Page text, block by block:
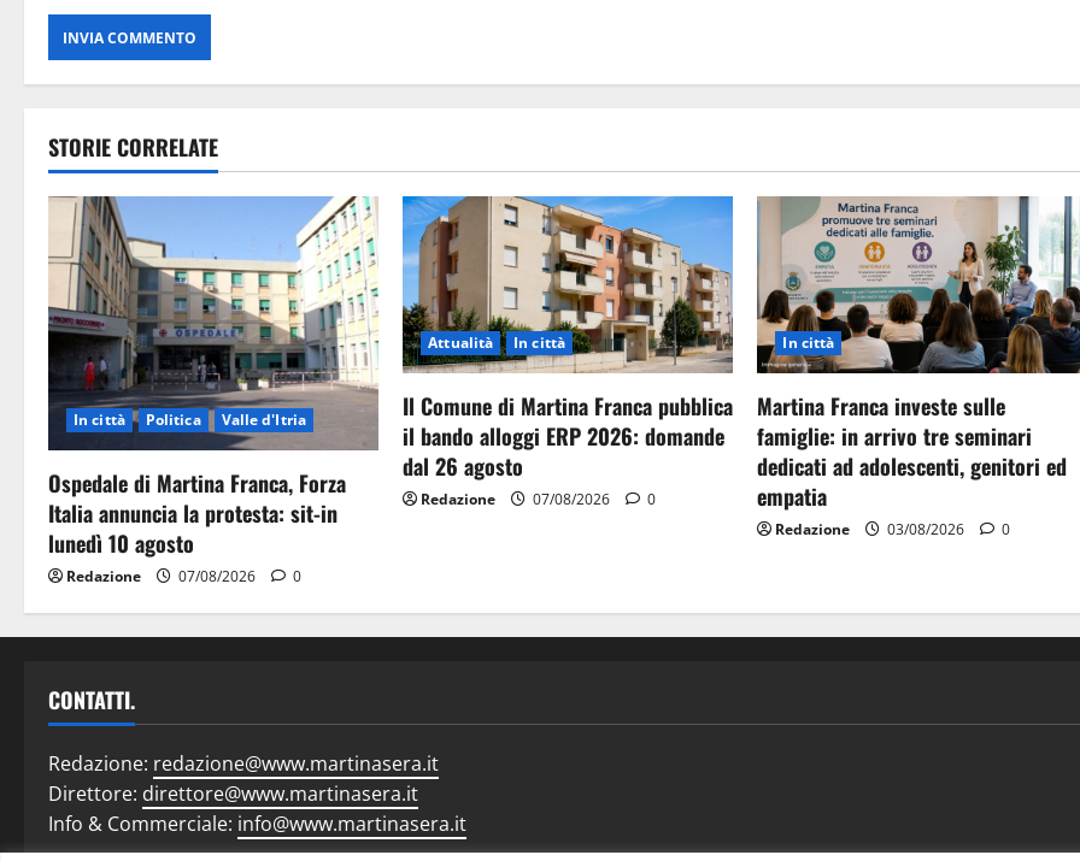
STORIE CORRELATE
In città Politica Valle d'Itria
Ospedale di Martina Franca, Forza
Italia annuncia la protesta: sit-in
lunedì 10 agosto
Redazione 07/08/2026 0
Attualità In città
Il Comune di Martina Franca pubblica
il bando alloggi ERP 2026: domande
dal 26 agosto
Redazione 07/08/2026 0
In città
Martina Franca investe sulle
famiglie: in arrivo tre seminari
dedicati ad adolescenti, genitori ed
empatia
Redazione 03/08/2026 0
CONTATTI.
Redazione: redazione@www.martinasera.it
Direttore: direttore@www.martinasera.it
Info & Commerciale: info@www.martinasera.it